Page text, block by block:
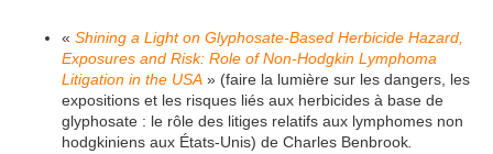
« Shining a Light on Glyphosate-Based Herbicide Hazard,
Exposures and Risk: Role of Non-Hodgkin Lymphoma
Litigation in the USA » (faire la lumière sur les dangers, les
expositions et les risques liés aux herbicides à base de
glyphosate : le rôle des litiges relatifs aux lymphomes non
hodgkiniens aux États-Unis) de Charles Benbrook